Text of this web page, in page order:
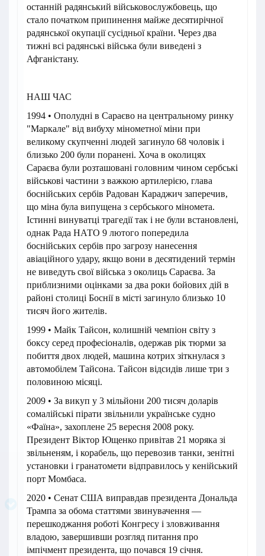
останній радянський військовослужбовець, що
стало початком припинення майже десятирічної
радянської окупації сусідньої країни. Через два
тижні всі радянські війська були виведені з
Афганістану.
НАШ ЧАС
1994 • Ополудні в Сараєво на центральному ринку
"Маркале" від вибуху мінометної міни при
великому скупченні людей загинуло 68 чоловік і
близько 200 були поранені. Хоча в околицях
Сараєва були розташовані головним чином сербські
військові частини з важкою артилерією, глава
боснійських сербів Радован Караджич заперечив,
що міна була випущена з сербського міномета.
Істинні винуватці трагедії так і не були встановлені,
однак Рада НАТО 9 лютого попередила
боснійських сербів про загрозу нанесення
авіаційного удару, якщо вони в десятидений термін
не виведуть свої війська з околиць Сараєва. За
приблизними оцінками за два роки бойових дій в
районі столиці Боснії в місті загинуло близько 10
тисяч його жителів.
1999 • Майк Тайсон, колишній чемпіон світу з
боксу серед професіоналів, одержав рік тюрми за
побиття двох людей, машина котрих зіткнулася з
автомобілем Тайсона. Тайсон відсидів лише три з
половиною місяці.
2009 • За викуп у 3 мільйони 200 тисяч доларів
сомалійські пірати звільнили українське судно
«Фаїна», захоплене 25 вересня 2008 року.
Президент Віктор Ющенко привітав 21 моряка зі
звільненям, і корабель, що перевозив танки, зенітні
установки і гранатомети відправилось у кенійський
порт Момбаса.
2020 • Сенат США виправдав президента Дональда
Трампа за обома статтями звинувачення —
перешкоджання роботі Конгресу і зловживання
владою, завершивши розгляд питання про
імпічмент президента, що почався 19 січня.